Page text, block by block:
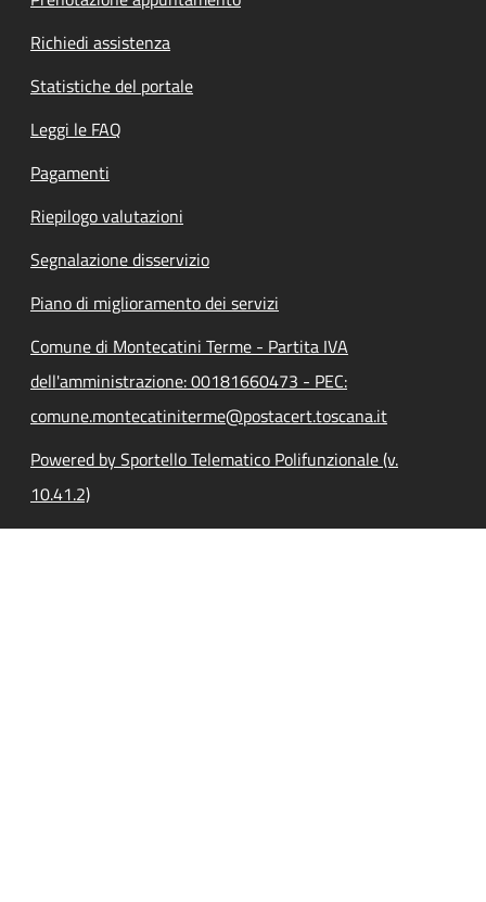
Richiedi assistenza
Statistiche del portale
Leggi le FAQ
Pagamenti
Riepilogo valutazioni
Segnalazione disservizio
Piano di miglioramento dei servizi
Comune di Montecatini Terme - Partita IVA
dell'amministrazione: 00181660473 - PEC:
comune.montecatiniterme@postacert.toscana.it
Powered by Sportello Telematico Polifunzionale (v.
10.41.2)